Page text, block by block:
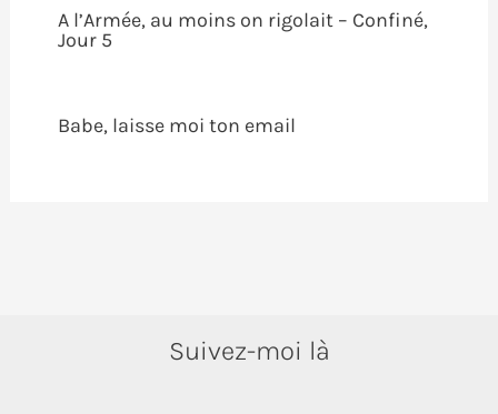
A l’Armée, au moins on rigolait – Confiné,
Jour 5
Babe, laisse moi ton email
Suivez-moi là